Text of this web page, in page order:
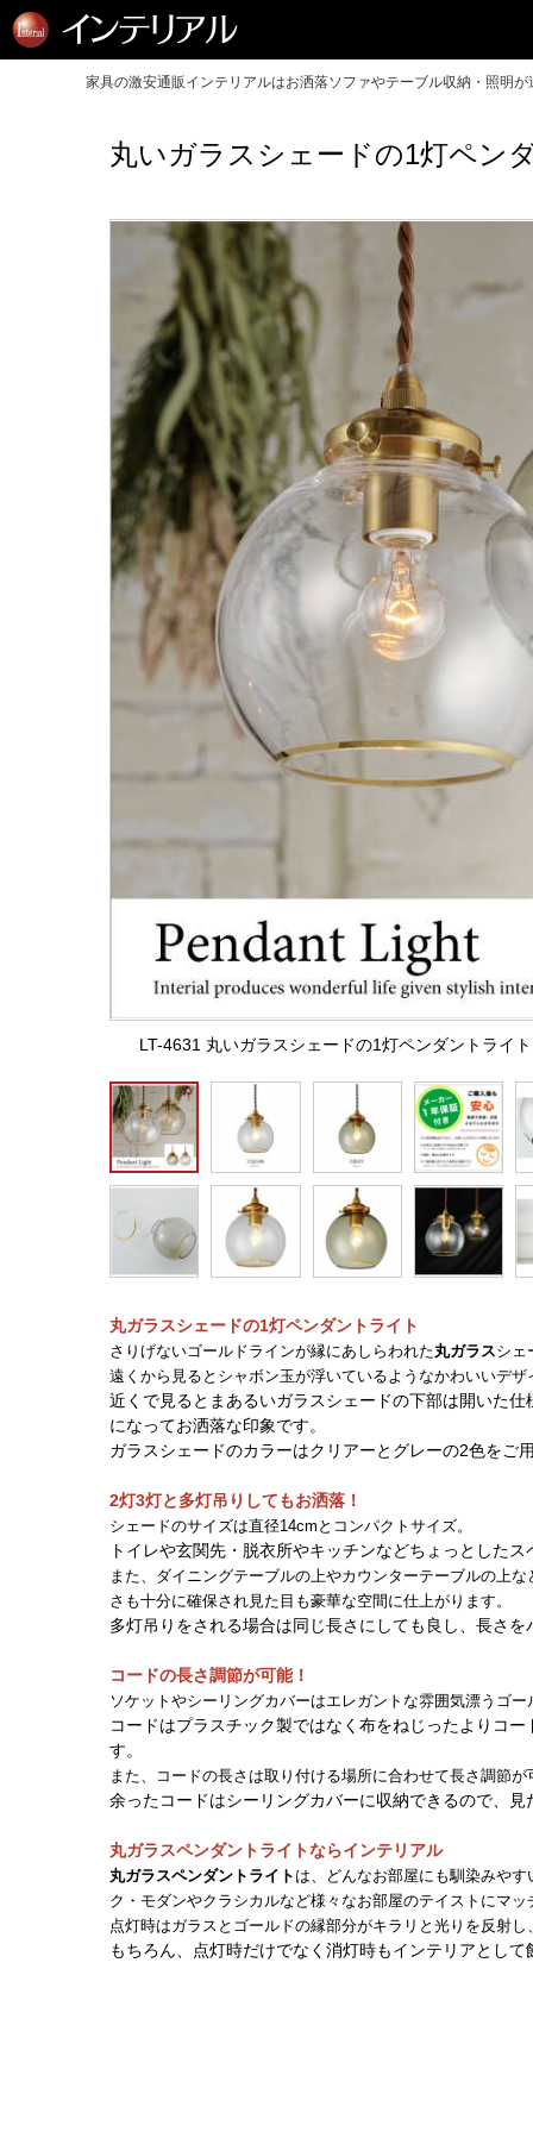
家具の激安通販インテリアルはお洒落ソファやテーブル収納・照明が
丸いガラスシェードの1灯ペン
LT-4631 丸いガラスシェードの1灯ペンダントライ
丸ガラスシェードの1灯ペンダントライト
さりげないゴールドラインが縁にあしらわれた丸ガラスシェ
遠くから見るとシャボン玉が浮いているようなかわいいデザ
近くで見るとまあるいガラスシェードの下部は開いた
になってお洒落な印象です。
ガラスシェードのカラーはクリアーとグレーの2色をご
2灯3灯と多灯吊りしてもお洒落！
シェードのサイズは直径14cmとコンパクトサイズ。
トイレや玄関先・脱衣所やキッチンなどちょっとした
また、ダイニングテーブルの上やカウンターテーブルの上
さも十分に確保され見た目も豪華な空間に仕上がります。
多灯吊りをされる場合は同じ長さにしても良し、長さ
コードの長さ調節が可能！
ソケットやシーリングカバーはエレガントな雰囲気漂うゴー
コードはプラスチック製ではなく布をねじったよりコ
す。
また、コードの長さは取り付ける場所に合わせて長さ調節が
余ったコードはシーリングカバーに収納できるので、
丸ガラスペンダントライトならインテリアル
丸ガラスペンダントライト は、どんなお部屋にも馴染みや
ク・モダンやクラシカルなど様々なお部屋のテイストにマッ
点灯時はガラスとゴールドの縁部分がキラリと光りを反射
もちろん、点灯時だけでなく消灯時もインテリアとし